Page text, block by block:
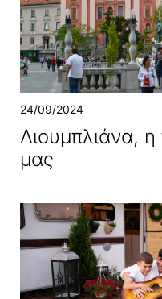
24/09/2024
Λιουμπλιάνα,
μας